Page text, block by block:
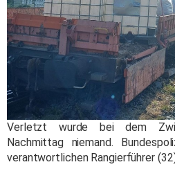
Verletzt wurde bei dem
Nachmittag niemand.
verantwortlichen Rangierführer